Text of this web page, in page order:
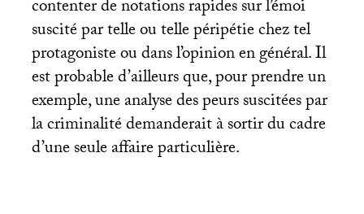
contenter de notations rapides sur l’émoi
suscité par telle ou telle péripétie chez tel
protagoniste ou dans l’opinion en général. Il
est probable d’ailleurs que, pour prendre un
exemple, une analyse des peurs suscitées par
la criminalité demanderait à sortir du cadre
d’une seule affaire particulière.